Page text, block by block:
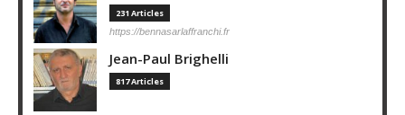
231 Articles
https://bennasarlaffranchi.fr
Jean-Paul Brighelli
817 Articles